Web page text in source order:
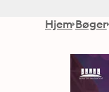
Hjem Bøger